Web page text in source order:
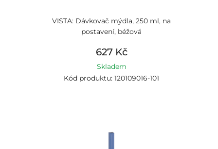
VISTA: Dávkovač mýdla, 250 ml, na
postavení, béžová
627 Kč
Skladem
Kód produktu: 120109016-101